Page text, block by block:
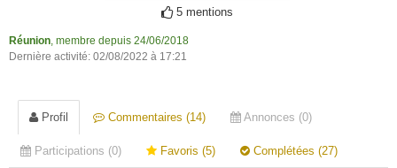
5 mentions
Réunion , membre depuis 24/06/2018
Dernière activité: 02/08/2022 à 17:21
Profil Commentaires (14) Annonces (0)
Participations (0) Favoris (5) Complétées (27)